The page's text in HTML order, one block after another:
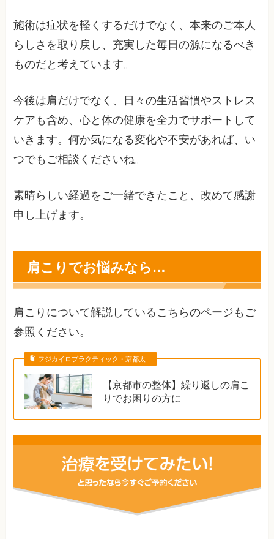
施術は症状を軽くするだけでなく、本来のご本人
らしさを取り戻し、充実した毎日の源になるべき
ものだと考えています。
今後は肩だけでなく、日々の生活習慣やストレス
ケアも含め、心と体の健康を全力でサポートして
いきます。何か気になる変化や不安があれば、い
つでもご相談くださいね。
素晴らしい経過をご一緒できたこと、改めて感謝
申し上げます。
肩こりでお悩みなら…
肩こりについて解説しているこちらのページもご
参照ください。
フジカイロプラクティック・京都太…
【京都市の整体】繰り返しの肩こ
りでお困りの方に